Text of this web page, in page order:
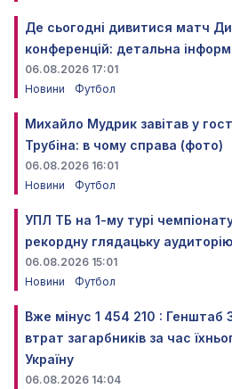
Де сьогодні дивитися матч
конференцій: детальна
06.08.2026 17:01
Новини
Футбол
Михайло Мудрик завітав у
Трубіна: в чому справа (фото)
06.08.2026 16:01
Новини
Футбол
УПЛ ТБ на 1-му турі чемпіонату
рекордну глядацьку аудиторію
06.08.2026 15:01
Новини
Футбол
Вже мінус 1 454 210 : Генштаб
втрат загарбників за час
Україну
06.08.2026 14:04